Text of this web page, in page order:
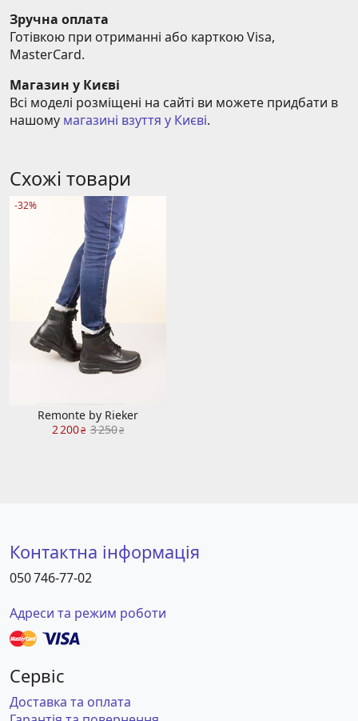
Зручна оплата
Готівкою при отриманні або карткою Visa,
MasterCard.
Магазин у Києві
Всі моделі розміщені на сайті ви можете придбати в
нашому магазині взуття у Києві.
Схожі товари
-32%
Remonte by Rieker
2 200₴ 3 250₴
Контактна інформація
050 746-77-02
Адреси та режим роботи
Сервіс
Доставка та оплата